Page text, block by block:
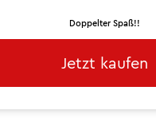
Doppelter Spaß!!
Jetzt kaufen